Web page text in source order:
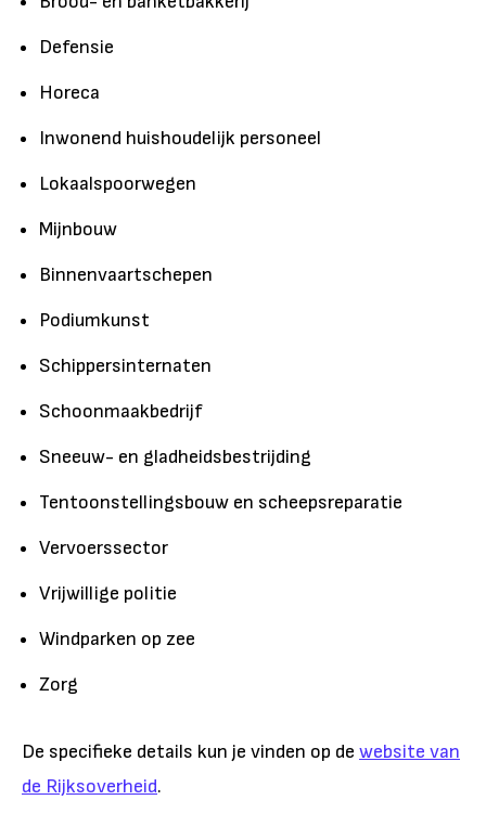
Defensie
Horeca
Inwonend huishoudelijk personeel
Lokaalspoorwegen
Mijnbouw
Binnenvaartschepen
Podiumkunst
Schippersinternaten
Schoonmaakbedrijf
Sneeuw- en gladheidsbestrijding
Tentoonstellingsbouw en scheepsreparatie
Vervoerssector
Vrijwillige politie
Windparken op zee
Zorg
De specifieke details kun je vinden op de website van
de Rijksoverheid.